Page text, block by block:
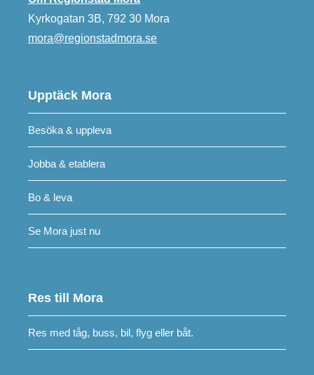
Kyrkogatan 3B, 792 30 Mora
mora@regionstadmora.se
Upptäck Mora
Besöka & uppleva
Jobba & etablera
Bo & leva
Se Mora just nu
Res till Mora
Res med tåg, buss, bil, flyg eller båt.